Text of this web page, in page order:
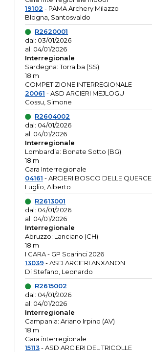
19102 - PAMA Archery Milazzo
Blogna, Santosvaldo
R2620001
dal: 03/01/2026
al: 04/01/2026
Interregionale
Sardegna: Torralba (SS)
18 m
COMPETIZIONE INTERREGIONALE
20061 - ASD ARCIERI MEJLOGU
Cossu, Simone
R2604002
dal: 04/01/2026
al: 04/01/2026
Interregionale
Lombardia: Bonate Sotto (BG)
18 m
Gara Interregionale
04161 - ARCIERI BOSCO DELLE QUERCE
Luglio, Alberto
R2613001
dal: 04/01/2026
al: 04/01/2026
Interregionale
Abruzzo: Lanciano (CH)
18 m
I GARA - GP Scarinci 2026
13039 - ASD ARCIERI ANXANON
Di Stefano, Leonardo
R2615002
dal: 04/01/2026
al: 04/01/2026
Interregionale
Campania: Ariano Irpino (AV)
18 m
Gara interregionale
15113- ASD ARCIERI DEL TRICOLLE